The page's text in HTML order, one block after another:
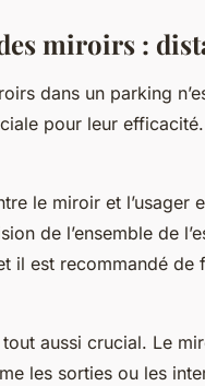
miroirs :
dans un parking
pour leur
le miroir et
de l’ensemble de
il est recommandé
tout aussi crucial. Le
les sorties ou les